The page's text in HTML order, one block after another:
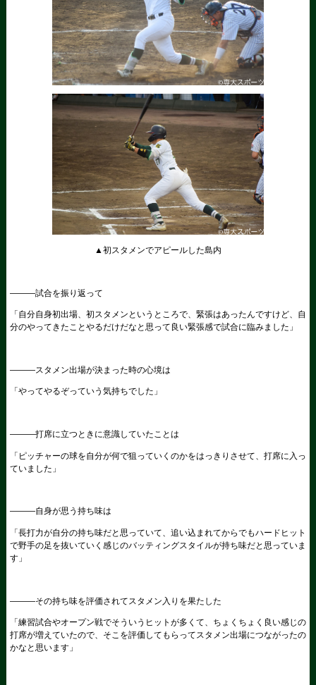
▲初スタメンでアピールした島内
―――試合を振り返って
「自分自身初出場、初スタメンというところで、緊張はあったんですけど、自
分のやってきたことやるだけだなと思って良い緊張感で試合に臨みました」
―――スタメン出場が決まった時の心境は
「やってやるぞっていう気持ちでした」
―――打席に立つときに意識していたことは
「ピッチャーの球を自分が何で狙っていくのかをはっきりさせて、打席に入っ
ていました」
―――自身が思う持ち味は
「長打力が自分の持ち味だと思っていて、追い込まれてからでもハードヒット
で野手の足を抜いていく感じのバッティングスタイルが持ち味だと思っていま
す」
―――その持ち味を評価されてスタメン入りを果たした
「練習試合やオープン戦でそういうヒットが多くて、ちょくちょく良い感じの
打席が増えていたので、そこを評価してもらってスタメン出場につながったの
かなと思います」